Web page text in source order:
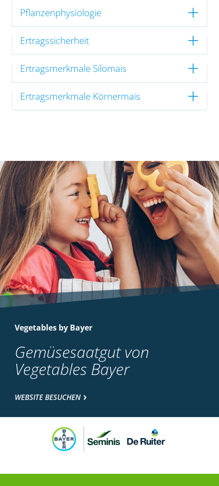
Pflanzenphysiologie
Ertragssicherheit
Ertragsmerkmale Silomais
Ertragsmerkmale Körnermais
Vegetables by Bayer
Gemüsesaatgut von
Vegetables Bayer
WEBSITE BESUCHEN